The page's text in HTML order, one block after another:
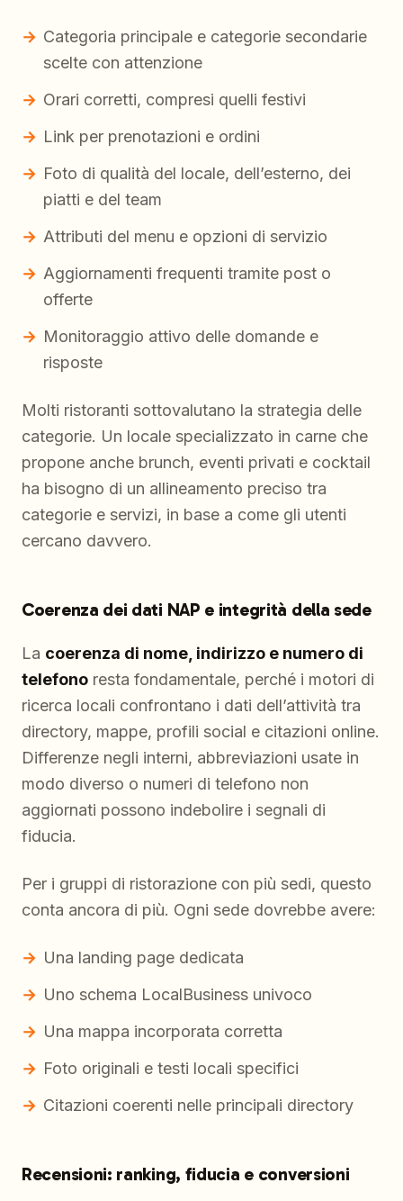
Categoria principale e categorie secondarie
scelte con attenzione
Orari corretti, compresi quelli festivi
Link per prenotazioni e ordini
Foto di qualità del locale, dell’esterno, dei
piatti e del team
Attributi del menu e opzioni di servizio
Aggiornamenti frequenti tramite post o
offerte
Monitoraggio attivo delle domande e
risposte
Molti ristoranti sottovalutano la strategia delle
categorie. Un locale specializzato in carne che
propone anche brunch, eventi privati e cocktail
ha bisogno di un allineamento preciso tra
categorie e servizi, in base a come gli utenti
cercano davvero.
Coerenza dei dati NAP e integrità della sede
La coerenza di nome, indirizzo e numero di
telefono resta fondamentale, perché i motori di
ricerca locali confrontano i dati dell’attività tra
directory, mappe, profili social e citazioni online.
Differenze negli interni, abbreviazioni usate in
modo diverso o numeri di telefono non
aggiornati possono indebolire i segnali di
fiducia.
Per i gruppi di ristorazione con più sedi, questo
conta ancora di più. Ogni sede dovrebbe avere:
Una landing page dedicata
Uno schema LocalBusiness univoco
Una mappa incorporata corretta
Foto originali e testi locali specifici
Citazioni coerenti nelle principali directory
Recensioni: ranking, fiducia e conversioni